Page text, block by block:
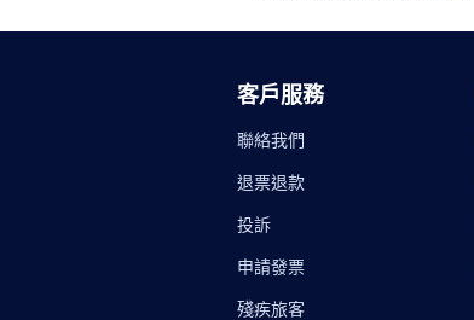
客戶服務
聯絡我們
退票退款
投訴
申請發票
殘疾旅客